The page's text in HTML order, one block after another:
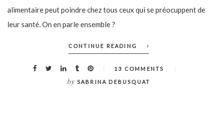
alimentaire peut poindre chez tous ceux qui se préocuppent de
leur santé. On en parle ensemble ?
CONTINUE READING
13 COMMENTS
by SABRINA DEBUSQUAT